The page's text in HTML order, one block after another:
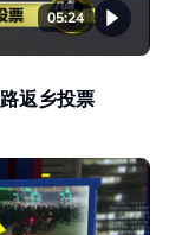
05:24
返乡投票